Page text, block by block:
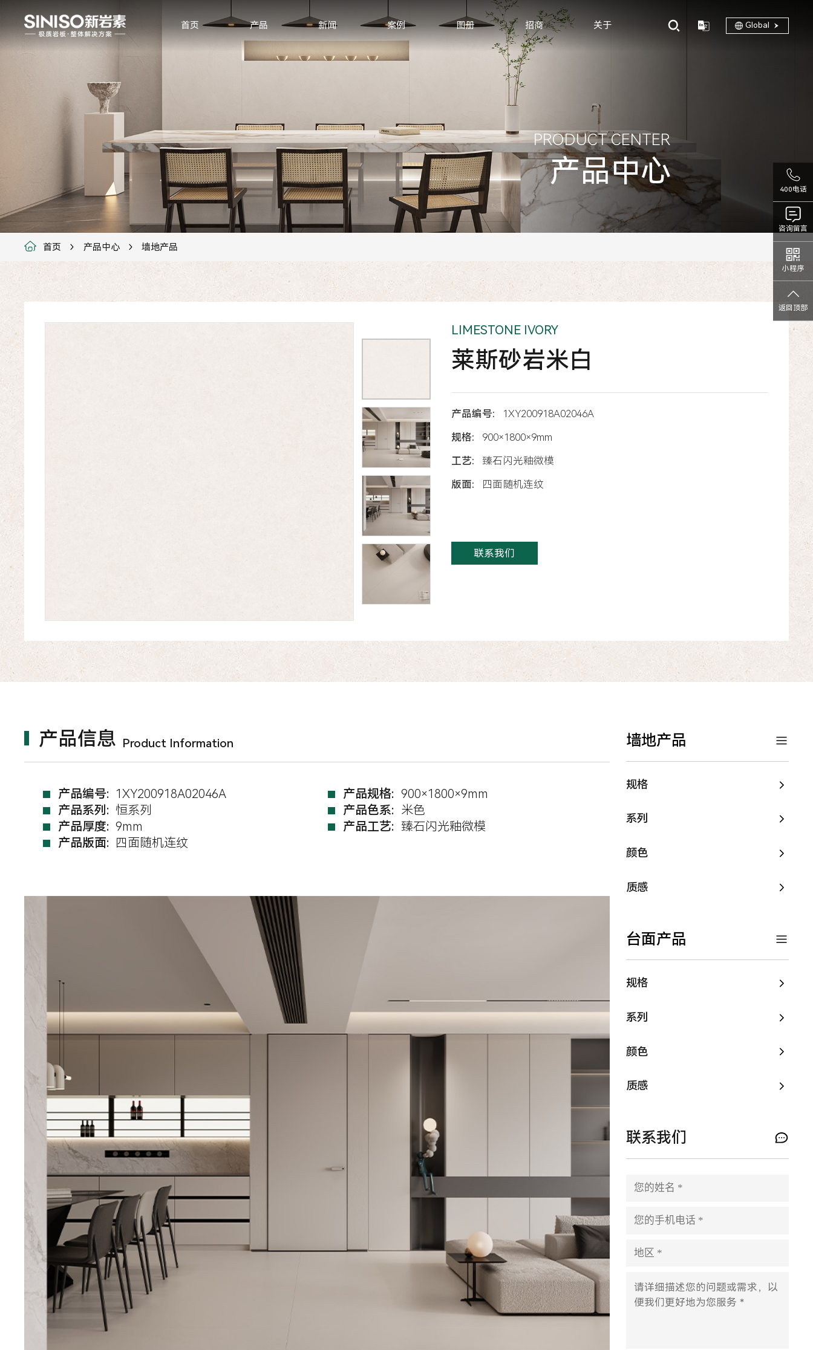
首页 产品 新闻 案例 图册 招商 关于 Global
PRODUCT CENTER
产品中心
首页 产品中心 墙地产品
LIMESTONE IVORY
莱斯砂岩米白
产品编号:
1XY200918A02046A
规格:
900×1800×9mm
工艺:
臻石闪光釉微模
版面:
四面随机连纹
联系我们
产品信息 Product Information
产品编号: 1XY200918A02046A 产品规格: 900×1800×9mm
产品系列: 恒系列 产品色系: 米色
产品厚度: 9mm 产品工艺: 臻石闪光釉微模
产品版面: 四面随机连纹
墙地产品
规格
系列
颜色
质感
台面产品
规格
系列
颜色
质感
联系我们
400电话
咨询留言
小程序
返回顶部